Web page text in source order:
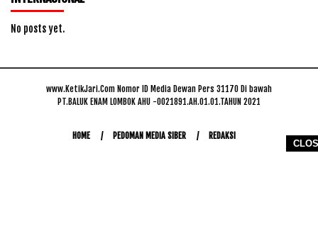
No posts yet.
www.KetikJari.Com Nomor ID Media Dewan Pers 31170 Di bawah
PT.BALUK ENAM LOMBOK AHU -0021891.AH.01.01.TAHUN 2021
HOME PEDOMAN MEDIA SIBER REDAKSI